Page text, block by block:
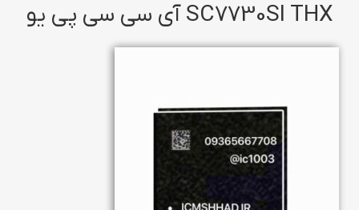
SC7730SI THX آی سی سی پی یو